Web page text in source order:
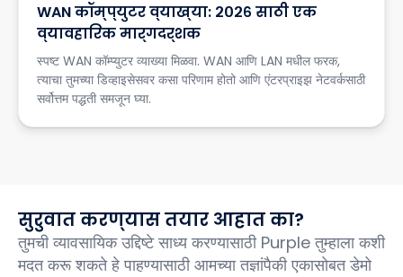
WAN कॉम्प्युटर व्याख्या: २०२६ साठी एक
व्यावहारिक मार्गदर्शक
स्पष्ट WAN कॉम्प्युटर व्याख्या मिळवा. WAN आणि LAN मधील फरक,
त्याचा तुमच्या डिव्हाइसेसवर कसा परिणाम होतो आणि एंटरप्राइझ नेटवर्कसाठी
सर्वोत्तम पद्धती समजून घ्या.
सुरुवात करण्यास तयार आहात का?
तुमची व्यावसायिक उद्दिष्टे साध्य करण्यासाठी Purple तुम्हाला कशी
मदत करू शकते हे पाहण्यासाठी आमच्या तज्ञांपैकी एकासोबत डेमो